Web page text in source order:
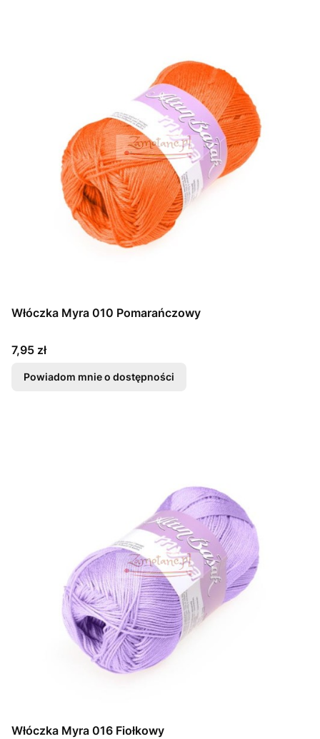
Włóczka Myra 010 Pomarańczowy
Cena
7,95 zł
Powiadom mnie o dostępności
Włóczka Myra 016 Fiołkowy